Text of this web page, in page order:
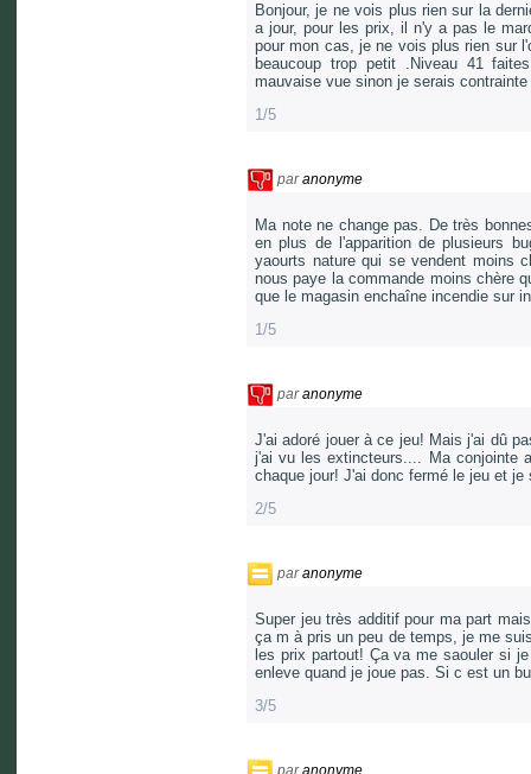
Bonjour, je ne vois plus rien sur la
a jour, pour les prix, il n'y a pas le
pour mon cas, je ne vois plus rien sur
beaucoup trop petit .Niveau 41
mauvaise vue sinon je serais
1/5
paranonyme
Ma note ne change pas. De très
en plus de l'apparition de plusieurs
yaourts nature qui se vendent moins
nous paye la commande moins chère
que le magasin enchaîne incendie sur
1/5
paranonyme
J'ai adoré jouer à ce jeu! Mais j'ai dû
j'ai vu les extincteurs.... Ma conjointe
chaque jour! J'ai donc fermé le jeu et je
2/5
paranonyme
Super jeu très additif pour ma part
ça m à pris un peu de temps, je me
les prix partout! Ça va me saouler si
enleve quand je joue pas. Si c est un
3/5
paranonyme